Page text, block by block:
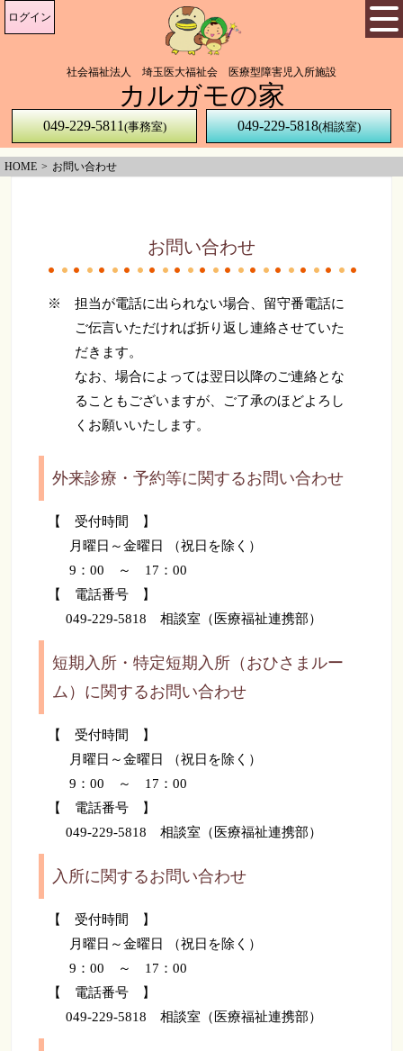
社会福祉法人 埼玉医大福祉会 医療型障害児入所施設
カルガモの家
ログイン
049-229-5811(事務室) 049-229-5818(相談室)
HOME お問い合わせ
お問い合わせ
※ 担当が電話に出られない場合、留守番電話に
ご伝言いただければ折り返し連絡させていた
だきます。
なお、場合によっては翌日以降のご連絡とな
ることもございますが、ご了承のほどよろし
くお願いいたします。
外来診療・予約等に関するお問い合わせ
【 受付時間 】
月曜日～金曜日 （祝日を除く）
9：00 ～ 17：00
【 電話番号 】
049-229-5818 相談室（医療福祉連携部）
短期入所・特定短期入所（おひさまルー
ム）に関するお問い合わせ
【 受付時間 】
月曜日～金曜日 （祝日を除く）
9：00 ～ 17：00
【 電話番号 】
049-229-5818 相談室（医療福祉連携部）
入所に関するお問い合わせ
【 受付時間 】
月曜日～金曜日 （祝日を除く）
9：00 ～ 17：00
【 電話番号 】
049-229-5818 相談室（医療福祉連携部）